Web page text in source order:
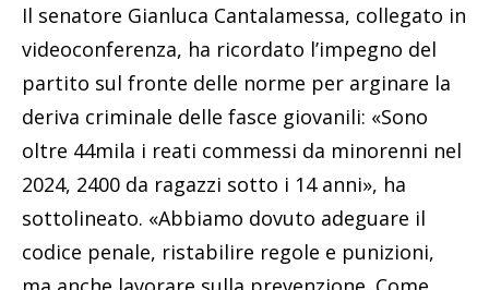
Il senatore Gianluca Cantalamessa, collegato in
videoconferenza, ha ricordato l’impegno del
partito sul fronte delle norme per arginare la
deriva criminale delle fasce giovanili: «Sono
oltre 44mila i reati commessi da minorenni nel
2024, 2400 da ragazzi sotto i 14 anni», ha
sottolineato. «Abbiamo dovuto adeguare il
codice penale, ristabilire regole e punizioni,